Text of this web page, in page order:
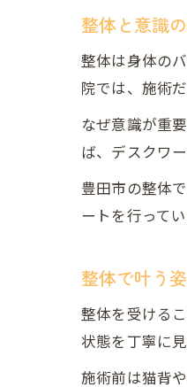
整体と意識
整体は身体の
院では、施術
なぜ意識が重
ば、デスクワ
豊田市の整体
ートを行って
整体で叶う
整体を受ける
状態を丁寧に
施術前は猫背